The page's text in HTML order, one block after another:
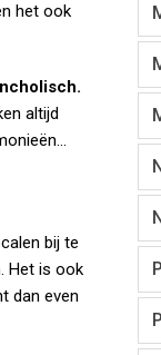
het ook
altijd
bij te
Het is ook
dan even